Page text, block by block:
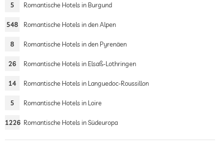
5 Romantische Hotels in Burgund
548 Romantische Hotels in den Alpen
8 Romantische Hotels in den Pyrenäen
26 Romantische Hotels in Elsaß-Lothringen
14 Romantische Hotels in Languedoc-Roussillon
5 Romantische Hotels in Loire
1226 Romantische Hotels in Südeuropa